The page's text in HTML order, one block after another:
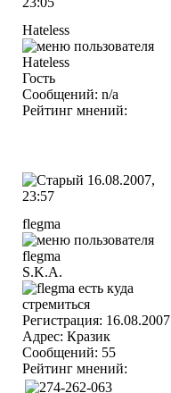
Hateless
Гость
Сообщений: n/a
Рейтинг мнений:
16.08.2007,
23:57
flegma
S.K.A.
Регистрация: 16.08.2007
Адрес: Кразик
Сообщений: 55
Рейтинг мнений: